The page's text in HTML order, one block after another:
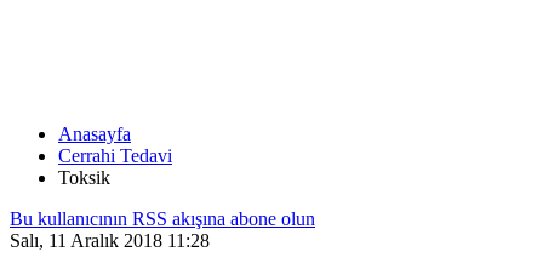
Anasayfa
Cerrahi Tedavi
Toksik
Bu kullanıcının RSS akışına abone olun
Salı, 11 Aralık 2018 11:28